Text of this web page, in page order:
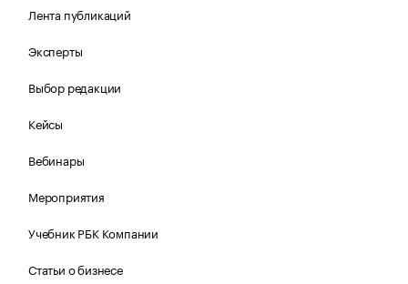
Лента публикаций
Эксперты
Выбор редакции
Кейсы
Вебинары
Мероприятия
Учебник РБК Компании
Статьи о бизнесе